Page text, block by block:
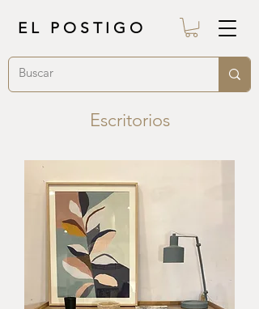
EL POSTIGO
Escritorios